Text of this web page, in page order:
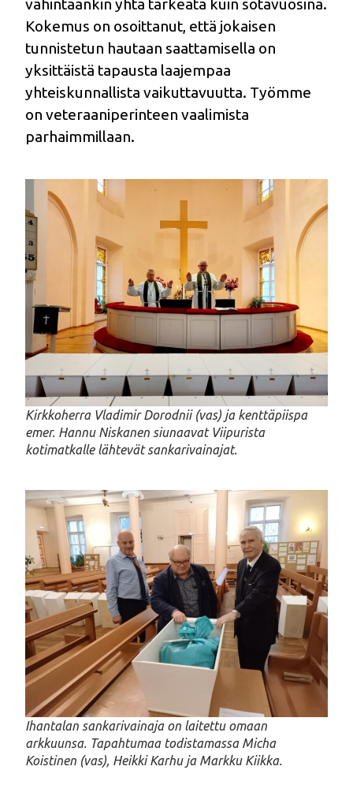
vähintäänkin yhtä tärkeätä kuin sotavuosina.
Kokemus on osoittanut, että jokaisen
tunnistetun hautaan saattamisella on
yksittäistä tapausta laajempaa
yhteiskunnallista vaikuttavuutta. Työmme
on veteraaniperinteen vaalimista
parhaimmillaan.
Kirkkoherra Vladimir Dorodnii (vas) ja kenttäpiispa
emer. Hannu Niskanen siunaavat Viipurista
kotimatkalle lähtevät sankarivainajat.
Ihantalan sankarivainaja on laitettu omaan
arkkuunsa. Tapahtumaa todistamassa Micha
Koistinen (vas), Heikki Karhu ja Markku Kiikka.